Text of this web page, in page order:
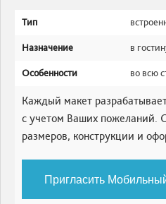
Тип
Назначение в
Особенности во всю
Каждый макет
с учетом Ваших пожеланий.
размеров, конструкции и
Пригласить